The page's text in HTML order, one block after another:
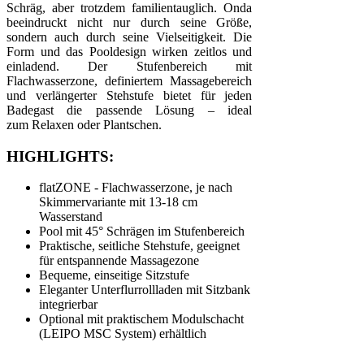
Schräg, aber trotzdem familientauglich. Onda
beeindruckt nicht nur durch seine Größe,
sondern auch durch seine Vielseitigkeit. Die
Form und das Pooldesign wirken zeitlos und
einladend. Der Stufenbereich mit
Flachwasserzone, definiertem Massagebereich
und verlängerter Stehstufe bietet für jeden
Badegast die passende Lösung – ideal
zum Relaxen oder Plantschen.
HIGHLIGHTS:
flatZONE - Flachwasserzone, je nach
Skimmervariante mit 13-18 cm
Wasserstand
Pool mit 45° Schrägen im Stufenbereich
Praktische, seitliche Stehstufe, geeignet
für entspannende Massagezone
Bequeme, einseitige Sitzstufe
Eleganter Unterflurrollladen mit Sitzbank
integrierbar
Optional mit praktischem Modulschacht
(LEIPO MSC System) erhältlich